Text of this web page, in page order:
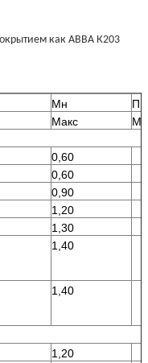
как АВВА К203
Мн
П
Макс
0,60
0,60
0,90
1,20
1,30
1,40
1,40
1,20